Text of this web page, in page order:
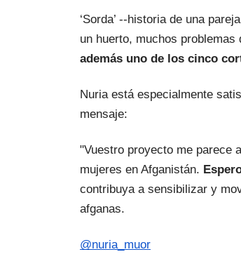
‘Sorda’ --historia de una
un huerto, muchos
además uno de los cinco
Nuria está especialmente
mensaje:
"Vuestro proyecto me parece
mujeres en Afganistán.
contribuya a sensibilizar y
afganas.
@nuria_muor